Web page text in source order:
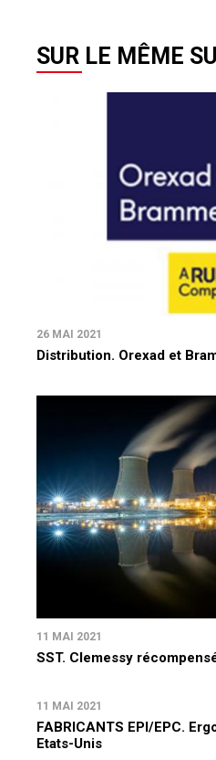
SUR LE MÊME
26 MAI 2021
Distribution. Orexad et
11 MAI 2021
SST. Clemessy
11 MAI 2021
FABRICANTS EPI/EPC.
Etats-Unis